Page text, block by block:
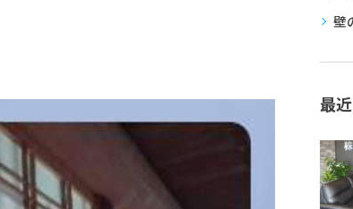
壁
最